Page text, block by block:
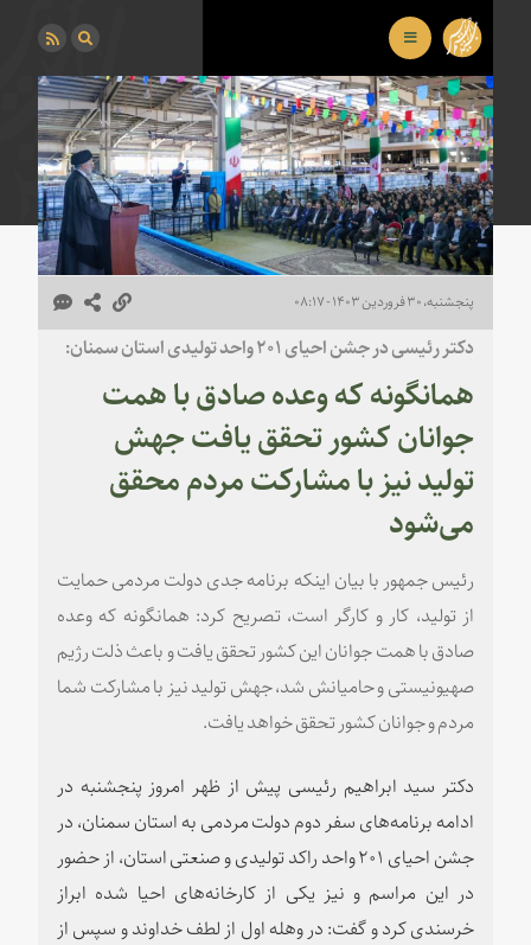
پنجشنبه، ۳۰ فروردین ۱۴۰۳ - ۰۸:۱۷
دکتر رئیسی در جشن احیای ۲۰۱ واحد تولیدی استان سمنان:
همانگونه که وعده صادق با همت
جوانان کشور تحقق یافت جهش
تولید نیز با مشارکت مردم محقق
می‌شود
رئیس جمهور با بیان اینکه برنامه جدی دولت مردمی حمایت
از تولید، کار و کارگر است، تصریح کرد: همانگونه که وعده
صادق با همت جوانان این کشور تحقق یافت و باعث ذلت رژیم
صهیونیستی و حامیانش شد، جهش تولید نیز با مشارکت شما
مردم و جوانان کشور تحقق خواهد یافت.
دکتر سید ابراهیم رئیسی پیش از ظهر امروز پنجشنبه در
ادامه برنامه‌های سفر دوم دولت مردمی به استان سمنان، در
جشن احیای ۲۰۱ واحد راکد تولیدی و صنعتی استان، از حضور
در این مراسم و نیز یکی از کارخانه‌های احیا شده ابراز
خرسندی کرد و گفت: در وهله اول از لطف خداوند و سپس از